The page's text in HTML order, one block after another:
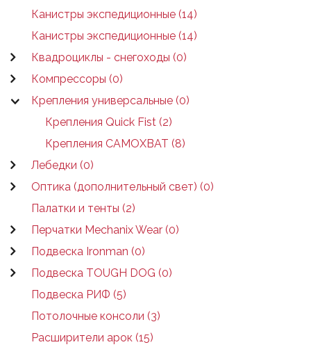
Канистры экспедиционные (14)
Канистры экспедиционные (14)
Квадроциклы - снегоходы (0)
Компрессоры (0)
Крепления универсальные (0)
Крепления Quick Fist (2)
Крепления САМОХВАТ (8)
Лебедки (0)
Оптика (дополнительный свет) (0)
Палатки и тенты (2)
Перчатки Mechanix Wear (0)
Подвеска Ironman (0)
Подвеска TOUGH DOG (0)
Подвеска РИФ (5)
Потолочные консоли (3)
Расширители арок (15)